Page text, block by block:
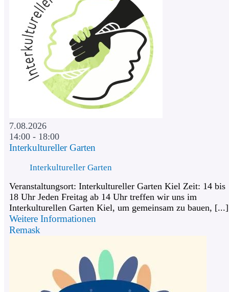
7.08.2026
14:00 - 18:00
Interkultureller Garten
Interkultureller Garten
Veranstaltungsort: Interkultureller Garten Kiel Zeit: 14 bis
18 Uhr Jeden Freitag ab 14 Uhr treffen wir uns im
Interkulturellen Garten Kiel, um gemeinsam zu bauen, [...]
Weitere Informationen
Remask